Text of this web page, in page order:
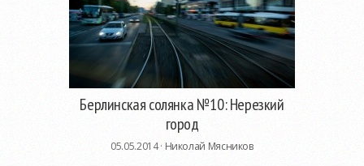
Берлинская солянка №10: Нерезкий
город
05.05.2014 · Николай Мясников